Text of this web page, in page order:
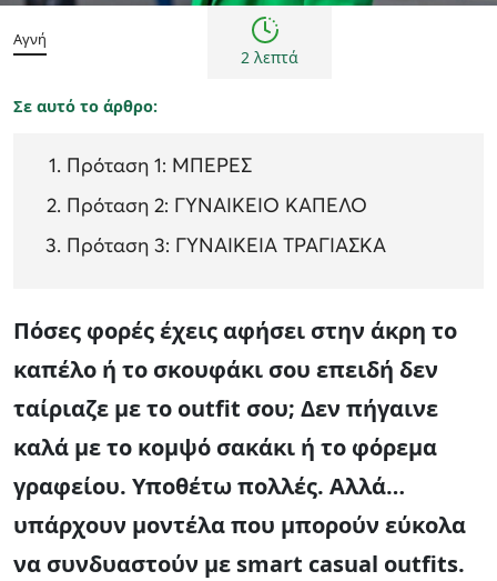
Αγνή
2 λεπτά
Σε αυτό το άρθρο:
Πρόταση 1: ΜΠΕΡΕΣ
Πρόταση 2: ΓΥΝΑΙΚΕΙΟ ΚΑΠΕΛΟ
Πρόταση 3: ΓΥΝΑΙΚΕΙΑ ΤΡΑΓΙΑΣΚΑ
Πόσες φορές έχεις αφήσει στην άκρη το
καπέλο ή το σκουφάκι σου επειδή δεν
ταίριαζε με το outfit σου; Δεν πήγαινε
καλά με το κομψό σακάκι ή το φόρεμα
γραφείου. Υποθέτω πολλές. Αλλά…
υπάρχουν μοντέλα που μπορούν εύκολα
να συνδυαστούν με smart casual outfits.